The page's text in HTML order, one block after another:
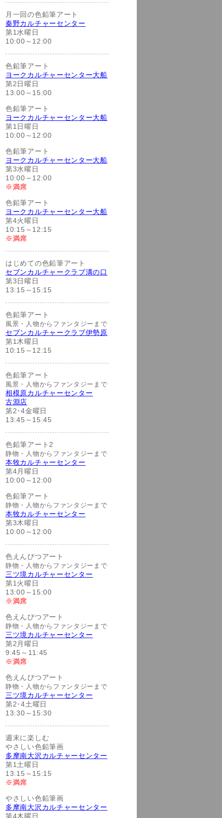
月一回の色鉛筆アート
秦野カルチャーセンター
第1水曜日
10:00～12:00
色鉛筆アート
ヨークカルチャーセンター大船
第2日曜日
13:00～15:00
色鉛筆アート
ヨークカルチャーセンター大船
第1日曜日
10:00～12:00
色鉛筆アート
ヨークカルチャーセンター大船
第3水曜日
10:00～12:00
※満席
色鉛筆アート
ヨークカルチャーセンター大船
第4火曜日
10:15～12:15
※満席
はじめての色鉛筆アート
セブンカルチャークラブ溝の口
第3日曜日
13:15～15:15
色鉛筆アート
風景・人物からファンタジーまで
セブンカルチャークラブ伊勢原
第1木曜日
10:15～12:15
色鉛筆アート
風景・人物からファンタジーまで
相模原カルチャーセンター
古淵店
第2･4金曜日
13:45～15:45
色鉛筆アート2
静物・人物からファンタジーまで
本牧カルチャーセンター
第4月曜日
10:00～12:00
色鉛筆アート
静物・人物からファンタジーまで
本牧カルチャーセンター
第3木曜日
10:00～12:00
色えんぴつアート
静物・人物からファンタジーまで
三ツ境カルチャーセンター
第1火曜日
13:00～15:00
※満席
色えんぴつアート
静物・人物からファンタジーまで
三ツ境カルチャーセンター
第2月曜日
9:45～11:45
※満席
色えんぴつアート
静物・人物からファンタジーまで
三ツ境カルチャーセンター
第2･4土曜日
13:30～15:30
週末に楽しむ
やさしい色鉛筆画
多摩南大沢カルチャーセンター
第1土曜日
13:15～15:15
※満席
やさしい色鉛筆画
多摩南大沢カルチャーセンター
第4木曜日